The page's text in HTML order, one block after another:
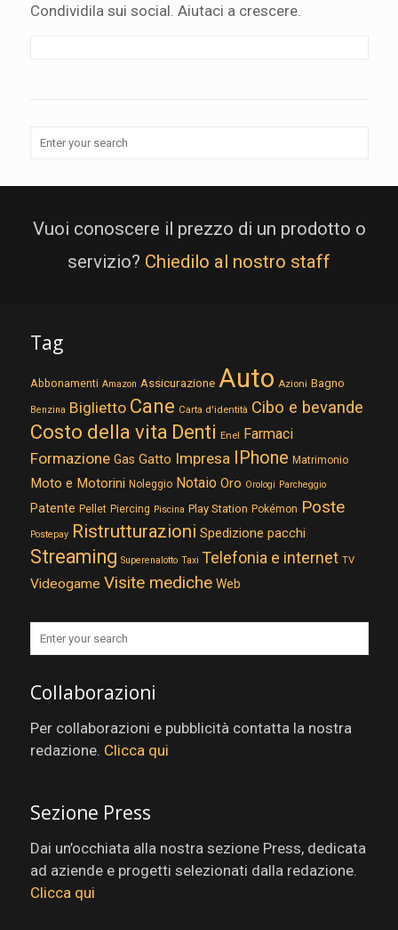
Condividila sui social. Aiutaci a crescere.
Vuoi conoscere il prezzo di un prodotto o
servizio? Chiedilo al nostro staff
Tag
Abbonamenti Amazon Assicurazione Auto Azioni Bagno
Benzina Biglietto Cane Carta d'identità Cibo e bevande
Costo della vita Denti Enel Farmaci
Formazione Gas Gatto Impresa IPhone Matrimonio
Moto e Motorini Noleggio Notaio Oro Orologi Parcheggio
Patente Pellet Piercing Piscina Play Station Pokémon Poste
Postepay Ristrutturazioni Spedizione pacchi
Streaming Superenalotto Taxi Telefonia e internet TV
Videogame Visite mediche Web
Collaborazioni
Per collaborazioni e pubblicità contatta la nostra
redazione. Clicca qui
Sezione Press
Dai un’occhiata alla nostra sezione Press, dedicata
ad aziende e progetti selezionati dalla redazione.
Clicca qui